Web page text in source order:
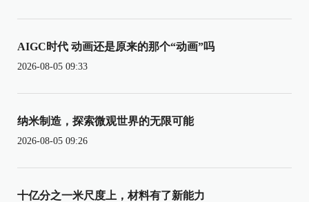
AIGC时代 动画还是原来的那个“动画”吗
2026-08-05 09:33
纳米制造，探索微观世界的无限可能
2026-08-05 09:26
十亿分之一米尺度上，材料有了新能力